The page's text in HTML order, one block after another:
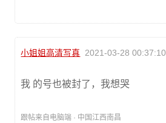
小姐姐高清写真 2021-03-28 00:37:10
我 的号也被封了，我想哭
跟帖来自电脑端 · 中国江西南昌